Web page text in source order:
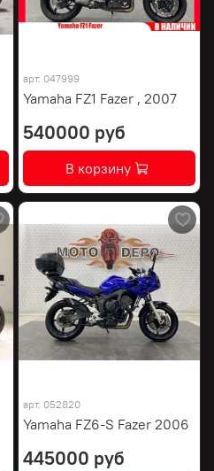
арт. 047999
Yamaha FZ1 Fazer , 2007
540000 руб
В корзину
арт. 052820
Yamaha FZ6-S Fazer 2006
445000 руб